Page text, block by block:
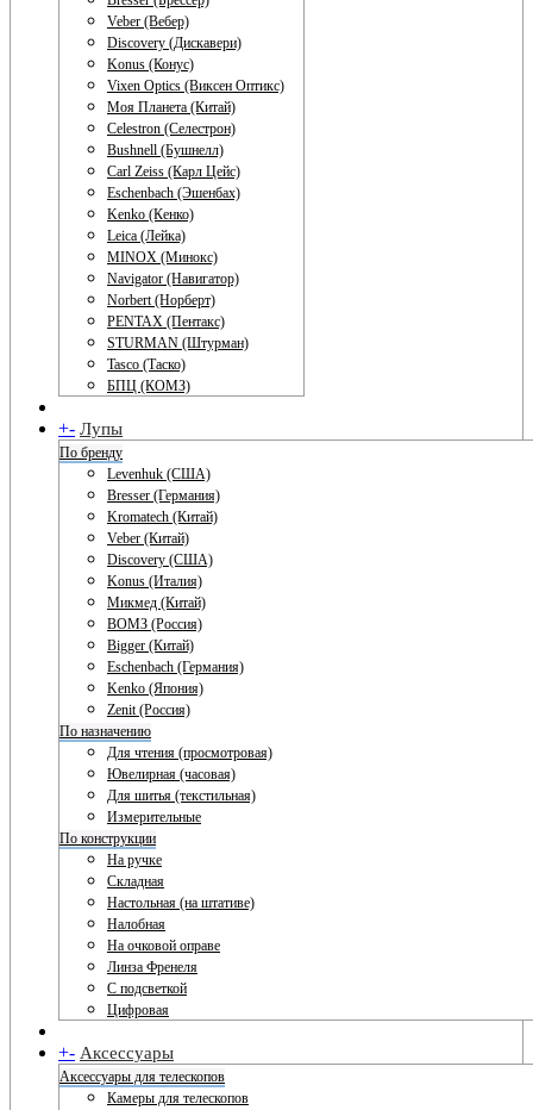
Veber (Вебер)
Discovery (Дискавери)
Konus (Конус)
Vixen Optics (Виксен Оптикс)
Моя Планета (Китай)
Celestron (Селестрон)
Bushnell (Бушнелл)
Carl Zeiss (Карл Цейс)
Eschenbach (Эшенбах)
Kenko (Кенко)
Leica (Лейка)
MINOX (Минокс)
Navigator (Навигатор)
Norbert (Норберт)
PENTAX (Пентакс)
STURMAN (Штурман)
Tasco (Таско)
БПЦ (КОМЗ)
+- Лупы
По бренду
Levenhuk (США)
Bresser (Германия)
Kromatech (Китай)
Veber (Китай)
Discovery (США)
Konus (Италия)
Микмед (Китай)
ВОМЗ (Россия)
Bigger (Китай)
Eschenbach (Германия)
Kenko (Япония)
Zenit (Россия)
По назначению
Для чтения (просмотровая)
Ювелирная (часовая)
Для шитья (текстильная)
Измерительные
По конструкции
На ручке
Складная
Настольная (на штативе)
Налобная
На очковой оправе
Линза Френеля
С подсветкой
Цифровая
+- Аксессуары
Аксессуары для телескопов
Камеры для телескопов